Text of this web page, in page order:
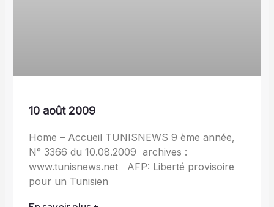
10 août 2009
Home – Accueil TUNISNEWS 9 ème année,
N° 3366 du 10.08.2009 archives :
www.tunisnews.net AFP: Liberté provisoire
pour un Tunisien